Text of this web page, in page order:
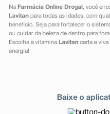
Na Farmácia Online Drogal , você
Lavitanpara todas as idades, com
benefício. Seja para fortalecer o
ou cuidar da beleza de dentro para
Escolha a vitamina Lavitancerta e viva
energia!
Baixe o